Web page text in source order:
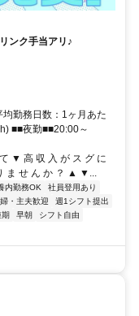
ンク手当アリ♪
勤務日数：1ヶ月あた
■■夜勤■■20:00～
▼ 高 収 入 が ス グ に
ま せ ん か ？ ▲ ▼...
内勤務OK
社員登用あり
・主夫歓迎
週1シフト提出
期 早朝
シフト自由